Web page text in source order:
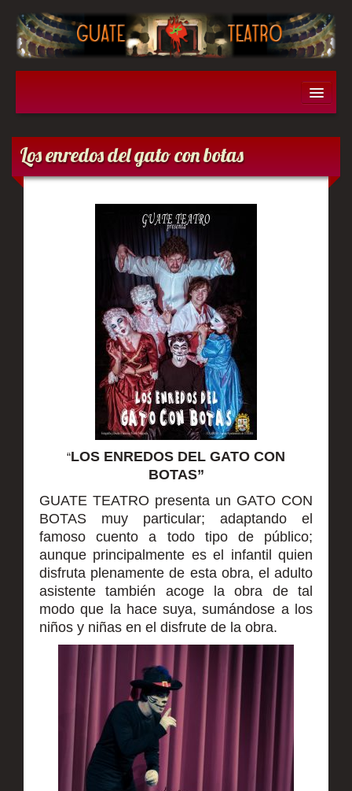
Don Juan Tenorio
Filumena Marturano
Los enredos del gato con botas
Entremeses Hermanos Alvarez Quintero
Galería de Fotos
Muestra
Tenorio 360º
Nosotros
Contacto
Los enredos del gato con botas
“LOS ENREDOS DEL GATO CON
BOTAS”
GUATE TEATRO presenta un GATO CON
BOTAS muy particular; adaptando el
famoso cuento a todo tipo de público;
aunque principalmente es el infantil quien
disfruta plenamente de esta obra, el adulto
asistente también acoge la obra de tal
modo que la hace suya, sumándose a los
niños y niñas en el disfrute de la obra.